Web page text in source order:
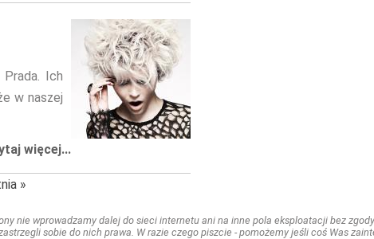
Ich
w naszej
więcej...
»
nie wprowadzamy dalej do sieci internetu ani na inne pola eksploatacji bez
sobie do nich prawa. W razie czego piszcie - pomożemy jeśli coś Was